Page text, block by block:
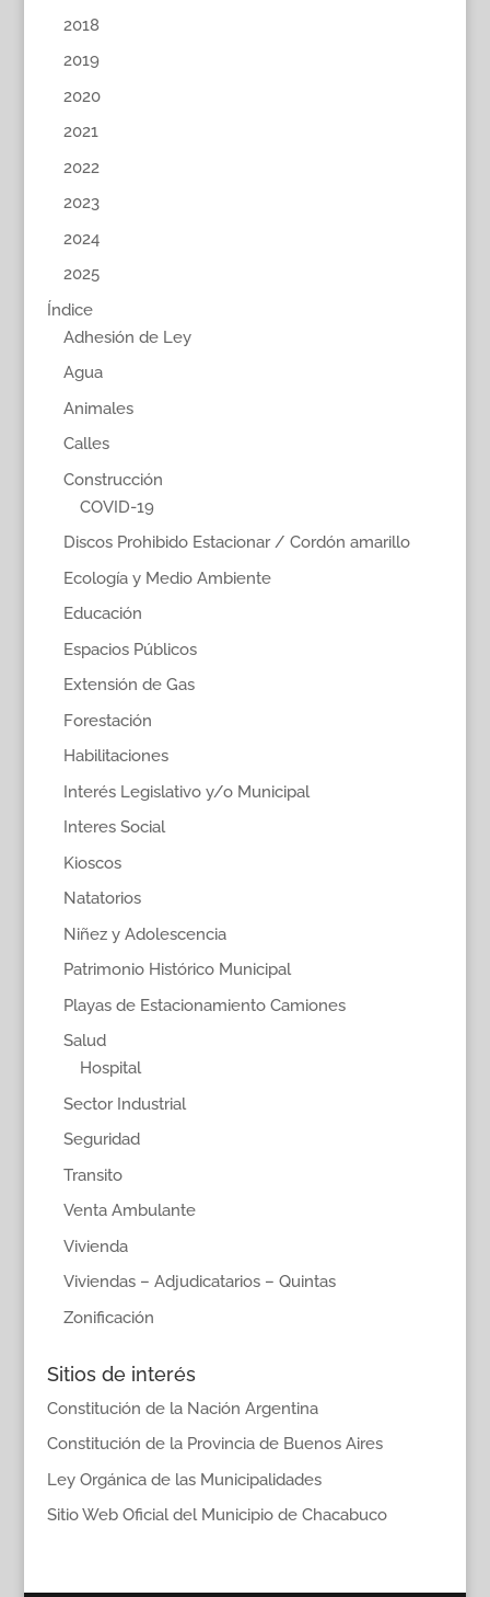
2018
2019
2020
2021
2022
2023
2024
2025
Índice
Adhesión de Ley
Agua
Animales
Calles
Construcción
COVID-19
Discos Prohibido Estacionar / Cordón amarillo
Ecología y Medio Ambiente
Educación
Espacios Públicos
Extensión de Gas
Forestación
Habilitaciones
Interés Legislativo y/o Municipal
Interes Social
Kioscos
Natatorios
Niñez y Adolescencia
Patrimonio Histórico Municipal
Playas de Estacionamiento Camiones
Salud
Hospital
Sector Industrial
Seguridad
Transito
Venta Ambulante
Vivienda
Viviendas – Adjudicatarios – Quintas
Zonificación
Sitios de interés
Constitución de la Nación Argentina
Constitución de la Provincia de Buenos Aires
Ley Orgánica de las Municipalidades
Sitio Web Oficial del Municipio de Chacabuco